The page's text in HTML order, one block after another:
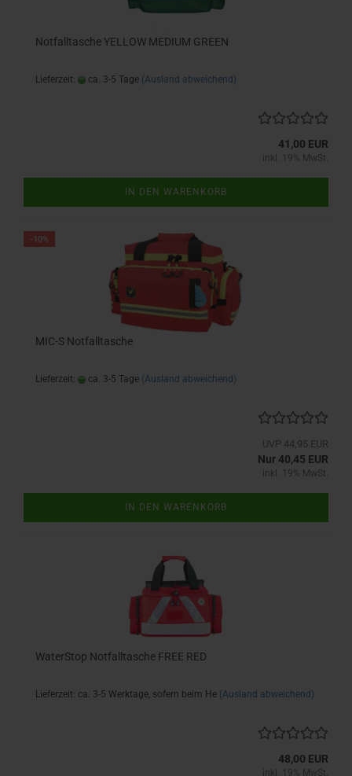
Notfalltasche YELLOW MEDIUM GREEN
Lieferzeit: ca. 3-5 Tage (Ausland abweichend)
41,00 EUR
inkl. 19% MwSt.
IN DEN WARENKORB
-10%
MIC-S Notfalltasche
Lieferzeit: ca. 3-5 Tage (Ausland abweichend)
UVP 44,95 EUR
Nur 40,45 EUR
inkl. 19% MwSt.
IN DEN WARENKORB
WaterStop Notfalltasche FREE RED
Lieferzeit: ca. 3-5 Werktage, sofern beim He (Ausland abweichend)
48,00 EUR
inkl. 19% MwSt.